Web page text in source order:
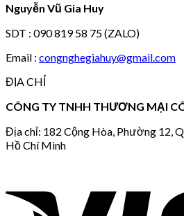
Nguyễn Vũ Gia Huy
SDT : 090 819 58 75 (ZALO)
Email : congnghegiahuy@gmail.com
ĐỊA CHỈ
CÔNG TY TNHH THƯƠNG MẠI
Địa chỉ: 182 Cộng Hòa, Phường 12,
Hồ Chí Minh